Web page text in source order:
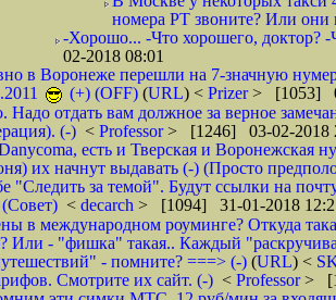
номера РТ звоните? Или они
-Хорошо... -Что хорошего, доктор?
02-2018 08:01
в Воронеже перешли на 7-значную
(+) (OFF) (URL) < Prizer> [1053]
Надо отдать вам должное за верное
(-) < Professor> [1246] 03-02-2018
есть и Тверская и Воронежская
их начнут выдавать (-) (Просто
"Следить за темой". Будут ссылки на
< decarch > [1094] 31-01-2018
в международном роуминге? Откуда
Или - "фишка" такая.. Каждый
- помните? ===> (-) (URL) <
Смотрите их сайт. (-) < Professor>